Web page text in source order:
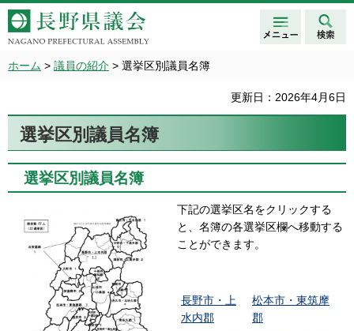
長野県議会 NAGANO
PREFECTURAL ASSEMBLY
メニュ
ー
検索
ホーム > 議員の紹介 > 選挙区別議員名簿
更新日：2026年4月6日
選挙区別議員名簿
選挙区別議員名簿
下記の選挙区名をクリックする
と、名簿の各選挙区欄へ移動する
ことができます。
長野市・上
水内郡
松本市・東筑摩
郡